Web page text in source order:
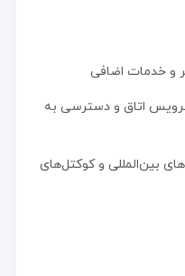
و خدمات اضافی
اتاق و دسترسی به
بین‌المللی و کوکتل‌های